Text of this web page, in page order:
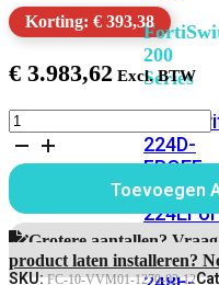
200
Series
224D-
FPOE
248D
224E
224E-
POE
Korting: € 393,38
€ 3.983,62
FortiWeb-
VM01
jaar
Enterprise
Bundle
aantal
Toevoegen
Grotere aantallen?
product laten installeren?
SKU:FC-10-VVM01-1270-02-12